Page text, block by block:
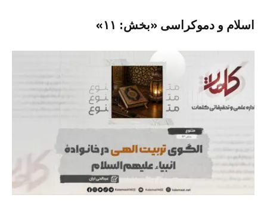
اسلام و دموکراسی «بخش: ۱۱»